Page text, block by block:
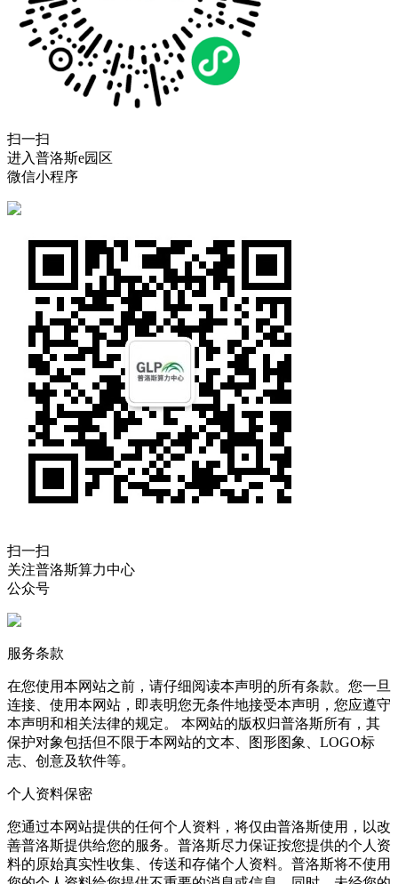
扫一扫
进入普洛斯e园区
微信小程序
扫一扫
关注普洛斯算力中心
公众号
服务条款
在您使用本网站之前，请仔细阅读本声明的所有条款。您一旦
连接、使用本网站，即表明您无条件地接受本声明，您应遵守
本声明和相关法律的规定。 本网站的版权归普洛斯所有，其
保护对象包括但不限于本网站的文本、图形图象、LOGO标
志、创意及软件等。
个人资料保密
您通过本网站提供的任何个人资料，将仅由普洛斯使用，以改
善普洛斯提供给您的服务。普洛斯尽力保证按您提供的个人资
料的原始真实性收集、传送和存储个人资料。普洛斯将不使用